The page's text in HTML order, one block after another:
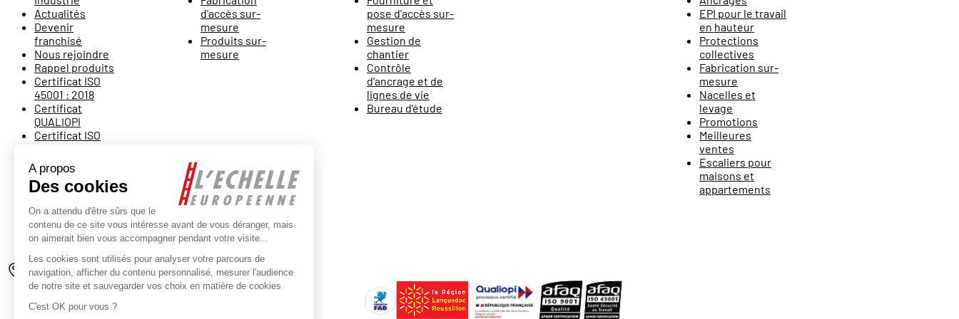
Actualités
Devenir
franchisé
Nous rejoindre
Rappel produits
Certificat ISO
45001 : 2018
Certificat
QUALIOPI
Certificat ISO
Escalier Echelle
Européenne
Montage
Escastudio
Batisolu
Nos magasins
d'accès sur-
mesure
Produits sur-
mesure
pose d'accès sur-
mesure
Gestion de
chantier
Contrôle
d'ancrage et de
lignes de vie
Bureau d'étude
EPI pour le travail
en hauteur
Protections
collectives
Fabrication sur-
mesure
Nacelles et
levage
Promotions
Meilleures
ventes
Escaliers pour
maisons et
appartements